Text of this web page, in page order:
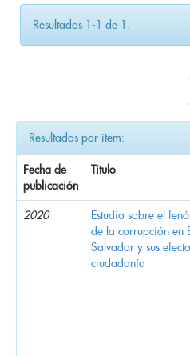
Resultados 1-1 de 1.
Resultados por ítem:
Fecha de
publicación
Título
2020
Estudio sobre el
de la corrupción en
Salvador y sus
ciudadanía